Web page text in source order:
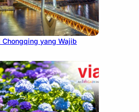
Chongqing yang Wajib